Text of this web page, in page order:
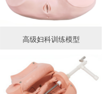
高级妇科训练模型